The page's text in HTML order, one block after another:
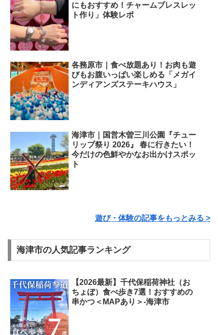
にもおすすめ！チャームブレスレッ
ト作り」体験レポ
各務原市｜食べ放題あり！お肉も遊
びもお腹いっぱい楽しめる「メガイ
ンディアンズステーキハウス」
海津市｜国営木曽三川公園『チュー
リップ祭り 2026』 春に行きたい！
今だけの色鮮やかなお出かけスポッ
ト
遊び・体験の記事をもっとみる >
海津市の人気記事ランキング
【2026最新】千代保稲荷神社（お
ちょぼ）食べ歩き7選！おすすめの
串かつ＜MAPあり＞-海津市